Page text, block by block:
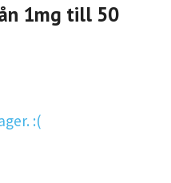
1mg till 50
:(